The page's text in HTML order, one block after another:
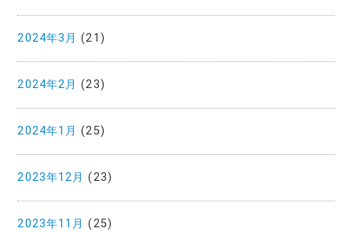
2024年3月 (21)
2024年2月 (23)
2024年1月 (25)
2023年12月 (23)
2023年11月 (25)